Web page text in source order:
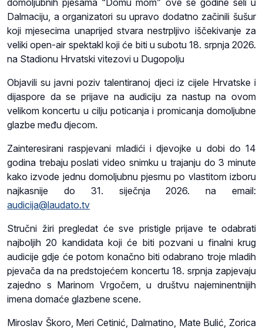
Dalmaciju, a organizatori su upravo dodatno začinili šušur
koji mjesecima unaprijed stvara nestrpljivo iščekivanje za
veliki open-air spektakl koji će biti u subotu 18. srpnja 2026.
na Stadionu Hrvatski vitezovi u Dugopolju
Objavili su javni poziv talentiranoj djeci iz cijele Hrvatske i
dijaspore da se prijave na audiciju za nastup na ovom
velikom koncertu u cilju poticanja i promicanja domoljubne
glazbe među djecom.
Zainteresirani raspjevani mladići i djevojke u dobi do 14
godina trebaju poslati video snimku u trajanju do 3 minute
kako izvode jednu domoljubnu pjesmu po vlastitom izboru
najkasnije do 31. siječnja 2026. na email:
audicija@laudato.tv
Stručni žiri pregledat će sve pristigle prijave te odabrati
najboljih 20 kandidata koji će biti pozvani u finalni krug
audicije gdje će potom konačno biti odabrano troje mladih
pjevača da na predstojećem koncertu 18. srpnja zapjevaju
zajedno s Marinom Vrgočem, u društvu najeminentnijih
imena domaće glazbene scene.
Miroslav Škoro, Meri Cetinić, Dalmatino, Mate Bulić, Zorica